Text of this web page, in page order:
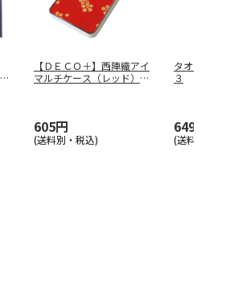
【ＤＥＣＯ＋】西陣織アイ
マルチケース（レッド）
605円
(送料別・税込)
タオル＆グ
３
649円
(送料別・税